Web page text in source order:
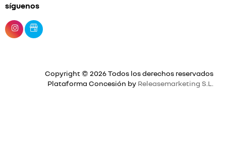
síguenos
Copyright © 2026 Todos los derechos reservados
Plataforma Concesión by Releasemarketing S.L.